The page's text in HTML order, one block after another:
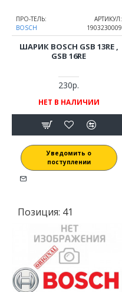
ПРО-ТЕЛЬ:
BOSCH
АРТИКУЛ:
1903230009
ШАРИК BOSCH GSB 13RE ,
GSB 16RE
230р.
НЕТ В НАЛИЧИИ
Уведомить о
поступлении
Позиция: 41